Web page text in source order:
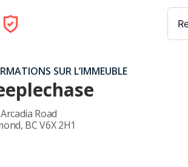
SUR L’IMMEUBLE
Road
, BCV6X 2H1